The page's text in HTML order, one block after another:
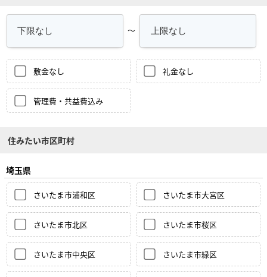
～
敷金なし 礼金なし
管理費・共益費込み
住みたい市区町村
埼玉県
さいたま市浦和区 さいたま市大宮区
さいたま市北区 さいたま市桜区
さいたま市中央区 さいたま市緑区